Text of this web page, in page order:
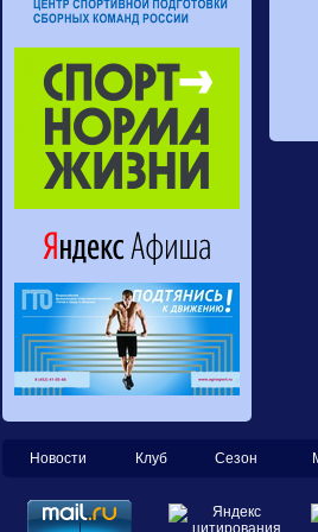
Новости Клуб Сезон